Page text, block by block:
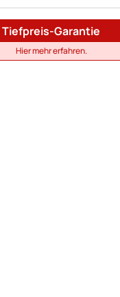
Tiefpreis-Garantie
Hier mehr erfahren.